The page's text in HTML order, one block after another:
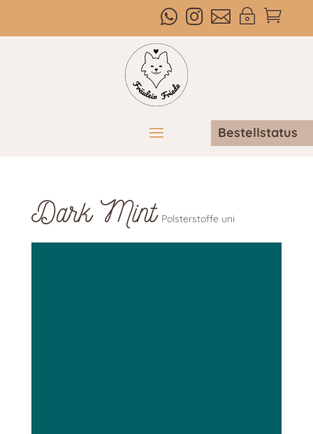

~



Bestellstatus
Dark Mint Polsterstoffe uni